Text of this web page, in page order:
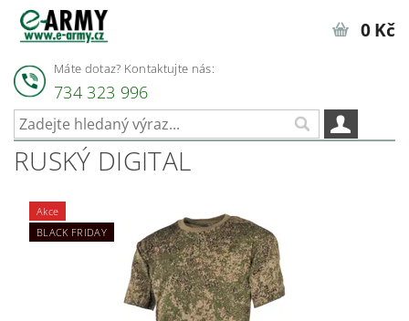
Máte dotaz? Kontaktujte nás:
734 323 996
0 Kč
RUSKÝ DIGITAL
Akce
BLACK FRIDAY